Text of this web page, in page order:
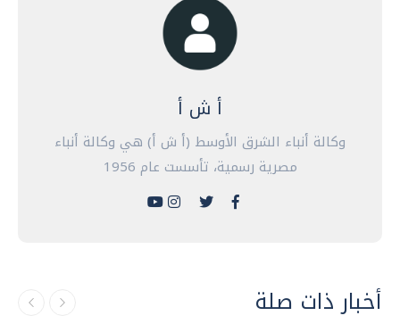
أ ش أ
وكالة أنباء الشرق الأوسط (أ ش أ) هي وكالة أنباء
مصرية رسمية، تأسست عام 1956
أخبار ذات صلة